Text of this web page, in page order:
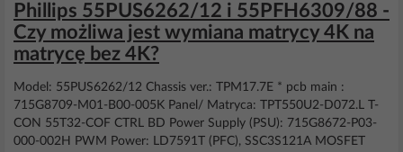
Phillips 55PUS6262/12 i 55PFH6309/88 -
Czy możliwa jest wymiana matrycy 4K na
matrycę bez 4K?
Model: 55PUS6262/12 Chassis ver.: TPM17.7E * pcb main :
715G8709-M01-B00-005K Panel/ Matryca: TPT550U2-D072.L T-
CON 55T32-COF CTRL BD Power Supply (PSU): 715G8672-P03-
000-002H PWM Power: LD7591T (PFC), SSC3S121A MOSFET